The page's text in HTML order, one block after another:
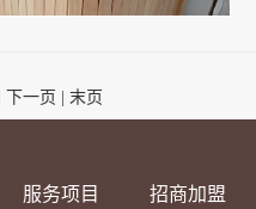
| 下一页 | 末页
服务项目 招商加盟